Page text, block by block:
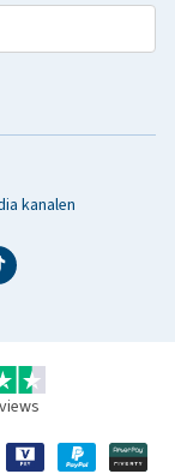
kanalen